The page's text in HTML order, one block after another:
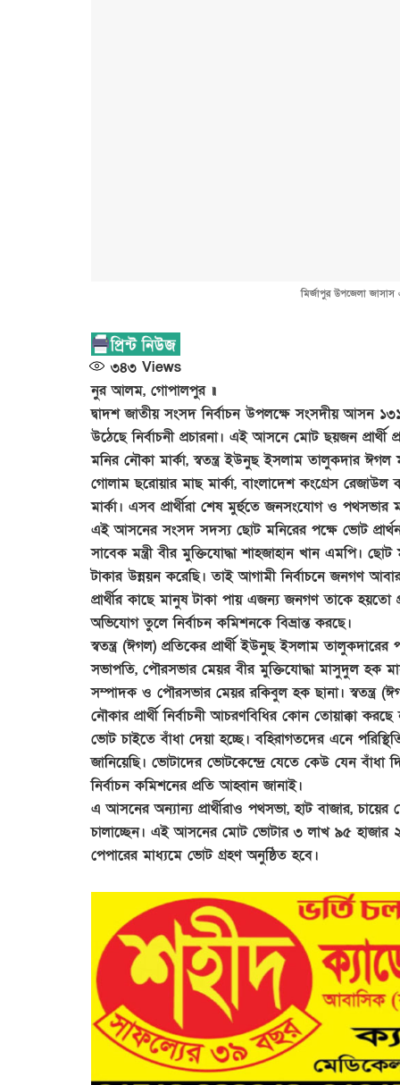
মির্জাপুর উপজেলা
৩৪৩ Views
নুর আলম, গোপালপুর ॥
দ্বাদশ জাতীয় সংসদ নির্বাচন উপলক্ষে সংসদীয় আসন
উঠেছে নির্বাচনী প্রচারনা। এই আসনে মোট ছয়জন প্রার্থী
মনির নৌকা মার্কা, স্বতন্ত্র ইউনুছ ইসলাম তালুকদার ঈগল
গোলাম ছরোয়ার মাছ মার্কা, বাংলাদেশ কংগ্রেস
মার্কা। এসব প্রার্থীরা শেষ মুর্হুতে জনসংযোগ ও পথসভার
এই আসনের সংসদ সদস্য ছোট মনিরের পক্ষে ভোট
সাবেক মন্ত্রী বীর মুক্তিযোদ্ধা শাহজাহান খান
টাকার উন্নয়ন করেছি। তাই আগামী নির্বাচনে জনগণ
প্রার্থীর কাছে মানুষ টাকা পায় এজন্য জনগণ তাকে
অভিযোগ তুলে নির্বাচন কমিশনকে বিভ্রান্ত করছে।
স্বতন্ত্র (ঈগল) প্রতিকের প্রার্থী ইউনুছ ইসলাম
সভাপতি, পৌরসভার মেয়র বীর মুক্তিযোদ্ধা মাসুদুল হক
সম্পাদক ও পৌরসভার মেয়র রকিবুল হক ছানা। স্বতন্ত্র
নৌকার প্রার্থী নির্বাচনী আচরণবিধির কোন তোয়াক্কা
ভোট চাইতে বাঁধা দেয়া হচ্ছে। বহিরাগতদের এনে
জানিয়েছি। ভোটাদের ভোটকেন্দ্রে যেতে কেউ যেন
নির্বাচন কমিশনের প্রতি আহ্বান জানাই।
এ আসনের অন্যান্য প্রার্থীরাও পথসভা, হাট বাজার,
চালাচ্ছেন। এই আসনের মোট ভোটার ৩ লাখ ৯৫ হাজার
পেপারের মাধ্যমে ভোট গ্রহণ অনুষ্ঠিত হবে।